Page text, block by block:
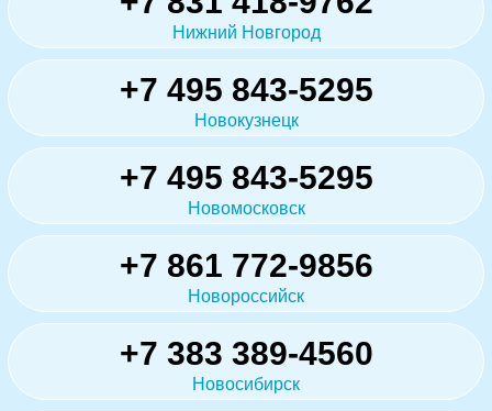
Нижний Новгород
+7 495 843-5295
Новокузнецк
+7 495 843-5295
Новомосковск
+7 861 772-9856
Новороссийск
+7 383 389-4560
Новосибирск